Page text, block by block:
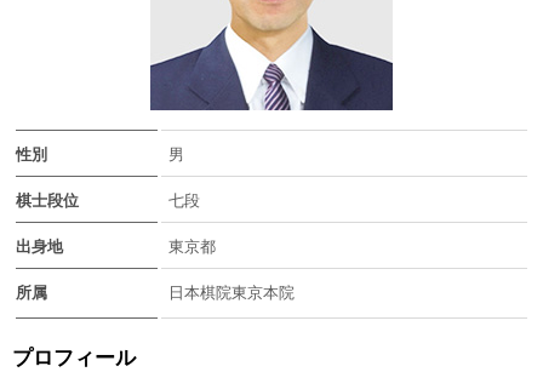
性別 男
棋士段位 七段
出身地 東京都
所属 日本棋院東京本院
プロフィール